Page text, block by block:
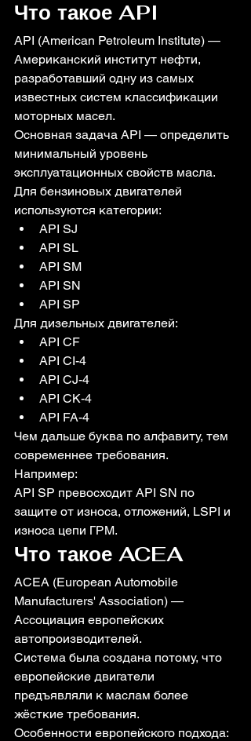
Что такое API
API (American Petroleum Institute) —
Американский институт нефти,
разработавший одну из самых
известных систем классификации
моторных масел.
Основная задача API — определить
минимальный уровень
эксплуатационных свойств масла.
Для бензиновых двигателей
используются категории:
API SJ
API SL
API SM
API SN
API SP
Для дизельных двигателей:
API CF
API CI-4
API CJ-4
API CK-4
API FA-4
Чем дальше буква по алфавиту, тем
современнее требования.
Например:
API SP превосходит API SN по
защите от износа, отложений, LSPI и
износа цепи ГРМ.
Что такое ACEA
ACEA (European Automobile
Manufacturers' Association) —
Ассоциация европейских
автопроизводителей.
Система была создана потому, что
европейские двигатели
предъявляли к маслам более
жёсткие требования.
Особенности европейского подхода: